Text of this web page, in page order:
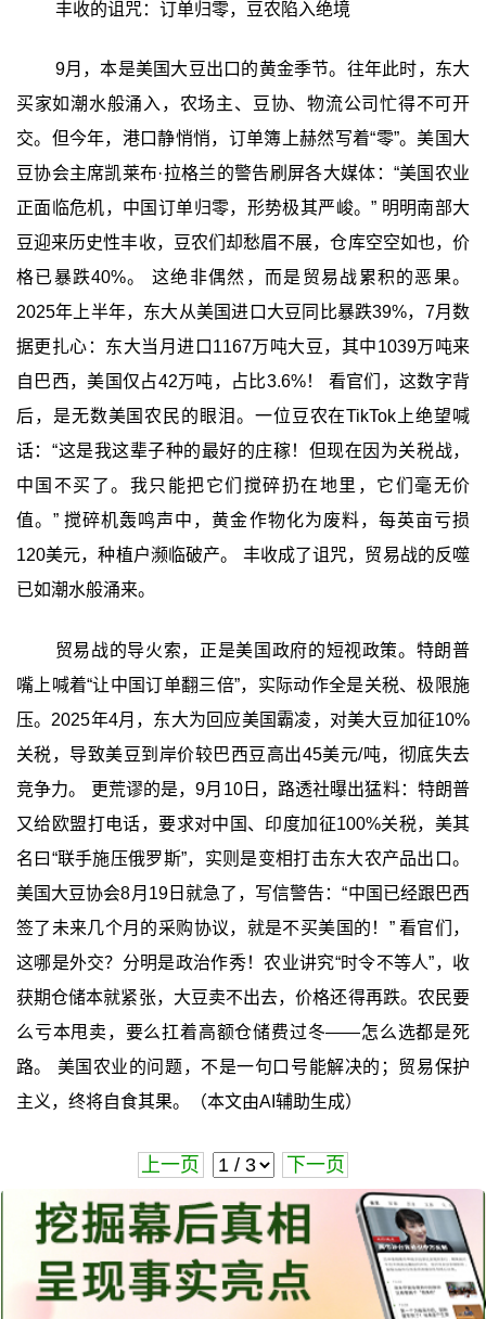
丰收的诅咒：订单归零，豆农陷入绝境
9月，本是美国大豆出口的黄金季节。往年此时，东大
买家如潮水般涌入，农场主、豆协、物流公司忙得不可开
交。但今年，港口静悄悄，订单簿上赫然写着“零”。美国大
豆协会主席凯莱布·拉格兰的警告刷屏各大媒体：“美国农业
正面临危机，中国订单归零，形势极其严峻。” 明明南部大
豆迎来历史性丰收，豆农们却愁眉不展，仓库空空如也，价
格已暴跌40%。 这绝非偶然，而是贸易战累积的恶果。
2025年上半年，东大从美国进口大豆同比暴跌39%，7月数
据更扎心：东大当月进口1167万吨大豆，其中1039万吨来
自巴西，美国仅占42万吨，占比3.6%！ 看官们，这数字背
后，是无数美国农民的眼泪。一位豆农在TikTok上绝望喊
话：“这是我这辈子种的最好的庄稼！但现在因为关税战，
中国不买了。我只能把它们搅碎扔在地里，它们毫无价
值。” 搅碎机轰鸣声中，黄金作物化为废料，每英亩亏损
120美元，种植户濒临破产。 丰收成了诅咒，贸易战的反噬
已如潮水般涌来。
贸易战的导火索，正是美国政府的短视政策。特朗普
嘴上喊着“让中国订单翻三倍”，实际动作全是关税、极限施
压。2025年4月，东大为回应美国霸凌，对美大豆加征10%
关税，导致美豆到岸价较巴西豆高出45美元/吨，彻底失去
竞争力。 更荒谬的是，9月10日，路透社曝出猛料：特朗普
又给欧盟打电话，要求对中国、印度加征100%关税，美其
名曰“联手施压俄罗斯”，实则是变相打击东大农产品出口。
美国大豆协会8月19日就急了，写信警告：“中国已经跟巴西
签了未来几个月的采购协议，就是不买美国的！” 看官们，
这哪是外交？分明是政治作秀！农业讲究“时令不等人”，收
获期仓储本就紧张，大豆卖不出去，价格还得再跌。农民要
么亏本甩卖，要么扛着高额仓储费过冬——怎么选都是死
路。 美国农业的问题，不是一句口号能解决的；贸易保护
主义，终将自食其果。（本文由AI辅助生成）
上一页 下一页